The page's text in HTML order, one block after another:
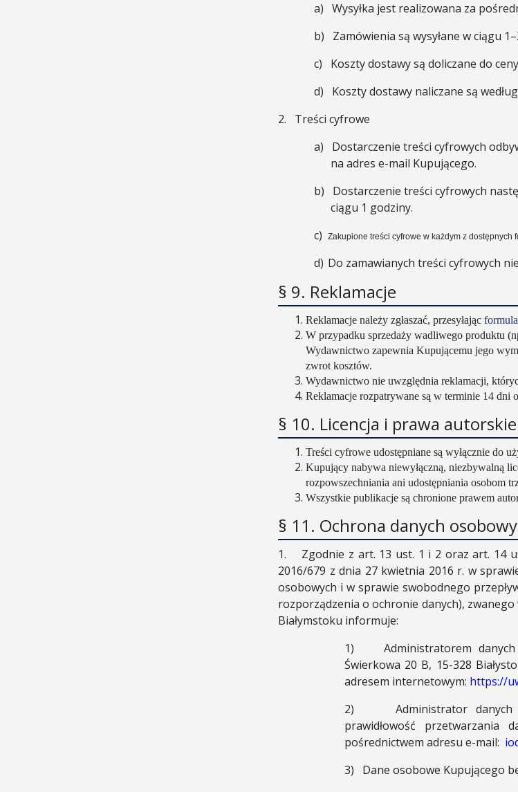
a) Wysyłka jest realizowana za
b)
Zamówienia są wysyłane w ciągu
c)
Koszty dostawy są doliczane do
d)
Koszty dostawy naliczane są
2.
Treści cyfrowe
a)
Dostarczenie treści cyfrowych
na adres e-mail Kupującego.
b)
Dostarczenie treści cyfrowych
ciągu 1 godziny.
c)
Zakupione treści cyfrowe w każdym z
d) Do zamawianych treści cyfrowych
§ 9. Reklamacje
Reklamacje należy zgłaszać, przesyłając
W przypadku sprzedaży wadliwego produktu
Wydawnictwo zapewnia Kupującemu jego
zwrot kosztów.
Wydawnictwo nie uwzględnia reklamacji,
Reklamacje rozpatrywane są w terminie 14 dni
§ 10. Licencja i prawa autorskie
Treści cyfrowe udostępniane są wyłącznie do
Kupujący nabywa niewyłączną, niezbywalną
rozpowszechniania ani udostępniania osobom
Wszystkie publikacje są chronione prawem
§ 11. Ochrona danych
1.
Zgodnie z art. 13 ust. 1 i 2 oraz art. 14
2016/679 z dnia 27 kwietnia 2016 r. w
osobowych i w sprawie swobodnego
rozporządzenia o ochronie danych),
Białymstoku informuje:
1)
Administratorem
Świerkowa 20 B, 15-328
adresem internetowym: https://
2)
Administrator danych
prawidłowość
pośrednictwem adresu e-mail:
3)
Dane osobowe Kupującego